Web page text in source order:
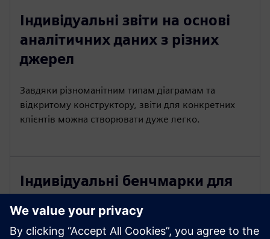
Індивідуальні звіти на основі
аналітичних даних з різних
джерел
Завдяки різноманітним типам діаграмам та
відкритому конструктору, звіти для конкретних
клієнтів можна створювати дуже легко.
Індивідуальні бенчмарки для
значеннями